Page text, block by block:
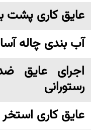
عایق کاری پشت
آب بندی چاله
اجرای عایق
رستورانی
عایق کاری استخر